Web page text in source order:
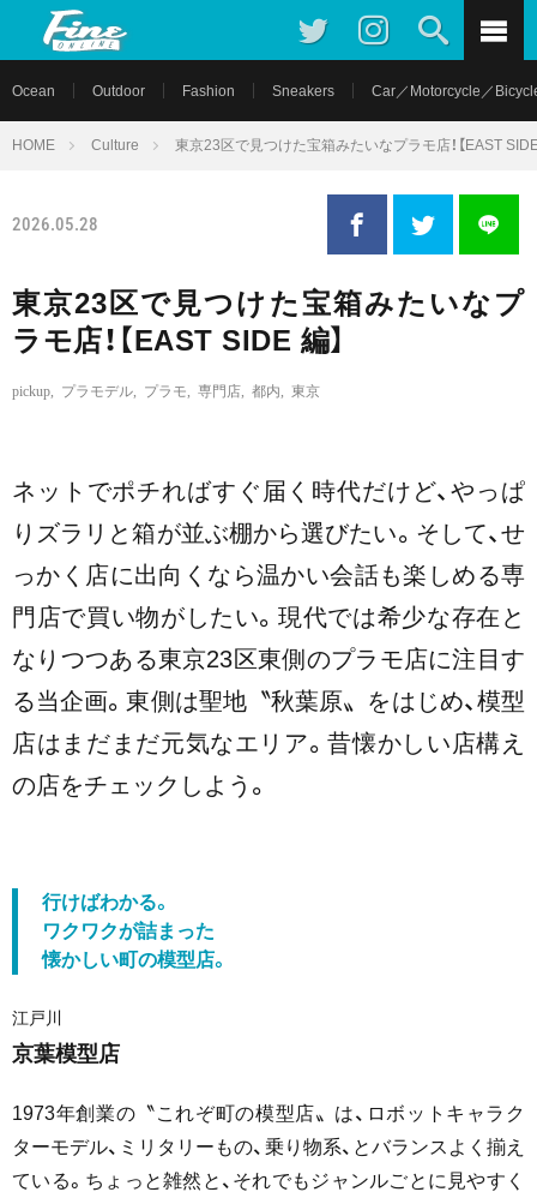
Ocean Outdoor Fashion Sneakers Car／Motorcycle／
HOME Culture 東京23区で見つけた宝箱みたいなプラモ店！【EAST SIDE
2026.05.28
東京23区で見つけた宝箱みたいなプ
ラモ店！【EAST SIDE 編】
pickup プラモデル プラモ 専門店 都内 東京
ネットでポチればすぐ届く時代だけど、やっぱ
りズラリと箱が並ぶ棚から選びたい。そして、せ
っかく店に出向くなら温かい会話も楽しめる専
門店で買い物がしたい。現代では希少な存在と
なりつつある東京23区東側のプラモ店に注目す
る当企画。東側は聖地〝秋葉原〟をはじめ、模型
店はまだまだ元気なエリア。昔懐かしい店構え
の店をチェックしよう。
行けばわかる。
ワクワクが詰まった
懐かしい町の模型店。
江戸川
京葉模型店
1973年創業の〝これぞ町の模型店〟は、ロボットキャラク
ターモデル、ミリタリーもの、乗り物系、とバランスよく揃え
ている。ちょっと雑然と、それでもジャンルごとに見やすく